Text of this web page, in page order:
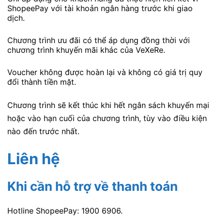
ShopeePay với tài khoản ngân hàng trước khi giao
dịch.
Chương trình ưu đãi có thể áp dụng đồng thời với
chương trình khuyến mãi khác của VeXeRe.
Voucher không được hoàn lại và không có giá trị quy
đổi thành tiền mặt.
Chương trình sẽ kết thúc khi hết ngân sách khuyến mại
hoặc vào hạn cuối của chương trình, tùy vào điều kiện
nào đến trước nhất.
Liên hệ
Khi cần hỗ trợ về thanh toán
Hotline ShopeePay: 1900 6906.